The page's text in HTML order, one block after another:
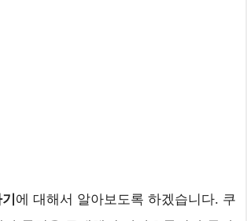
에 대해서 알아보도록 하겠습니다. 쿠